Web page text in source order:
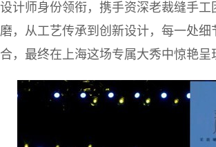
设计师身份领衔，携手资深老裁缝手
磨，从工艺传承到创新设计，每一处
合，最终在上海这场专属大秀中惊艳呈